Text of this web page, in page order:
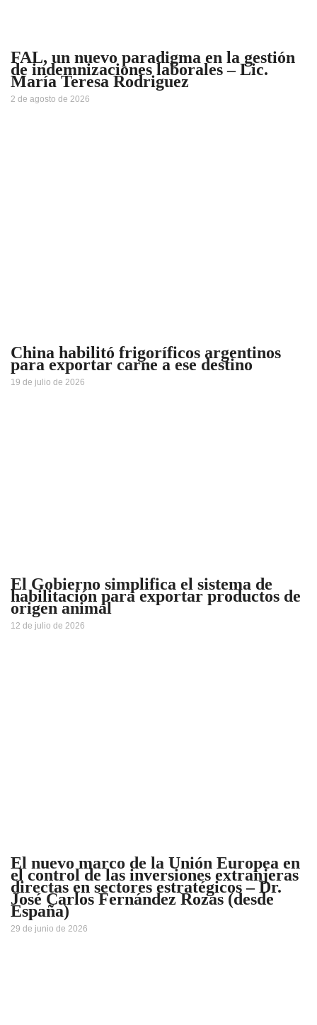
FAL, un nuevo paradigma en la gestión
de indemnizaciones laborales – Lic.
María Teresa Rodriguez
2 de agosto de 2026
China habilitó frigoríficos argentinos
para exportar carne a ese destino
19 de julio de 2026
El Gobierno simplifica el sistema de
habilitación para exportar productos de
origen animal
12 de julio de 2026
El nuevo marco de la Unión Europea en
el control de las inversiones extranjeras
directas en sectores estratégicos – Dr.
José Carlos Fernández Rozas (desde
España)
29 de junio de 2026